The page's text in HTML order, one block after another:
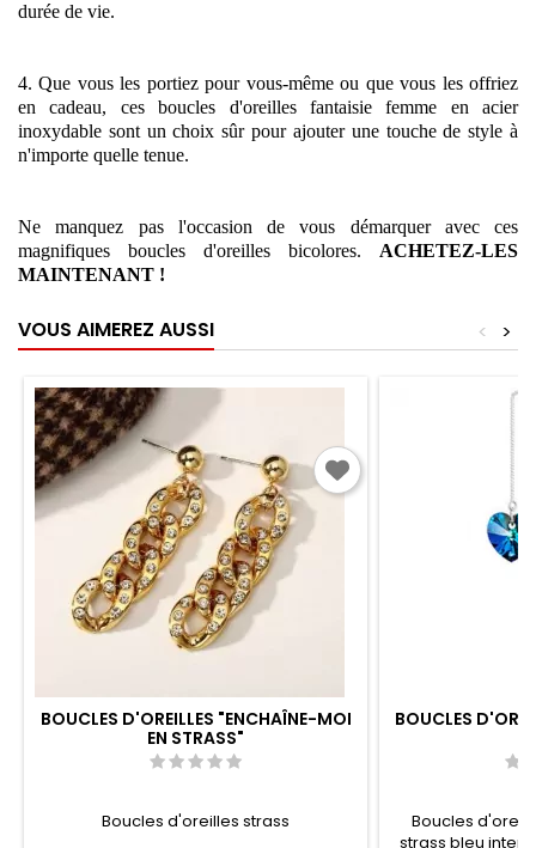
durée de vie.
4. Que vous les portiez pour vous-même ou que vous les offriez
en cadeau, ces boucles d'oreilles fantaisie femme en acier
inoxydable sont un choix sûr pour ajouter une touche de style à
n'importe quelle tenue.
Ne manquez pas l'occasion de vous démarquer avec ces
magnifiques boucles d'oreilles bicolores. ACHETEZ-LES
MAINTENANT !
VOUS AIMEREZ AUSSI >
<
BOUCLES D'OREILLES "ENCHAÎNE-MOI
EN STRASS"
Boucles d'oreilles strass
BOUCLES
Boucles
strass bleu